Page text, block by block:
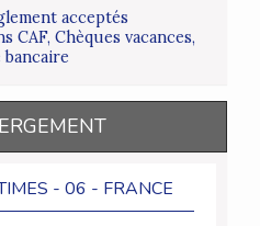
acceptés
CAF, Chèques vacances,
bancaire
- 06 - FRANCE